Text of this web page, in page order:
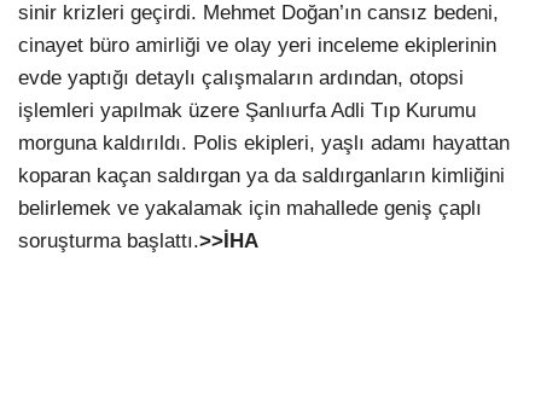
sinir krizleri geçirdi. Mehmet Doğan’ın cansız bedeni,
cinayet büro amirliği ve olay yeri inceleme ekiplerinin
evde yaptığı detaylı çalışmaların ardından, otopsi
işlemleri yapılmak üzere Şanlıurfa Adli Tıp Kurumu
morguna kaldırıldı. Polis ekipleri, yaşlı adamı hayattan
koparan kaçan saldırgan ya da saldırganların kimliğini
belirlemek ve yakalamak için mahallede geniş çaplı
soruşturma başlattı.>>İHA